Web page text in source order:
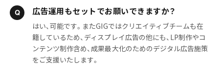
広告運用もセットでお願いできますか？
はい、可能です。またGIGではクリエイティブチームも在
籍しているため、ディスプレイ広告の他にも、LP制作やコ
ンテンツ制作含め、成果最大化のためのデジタル広告施策
をご支援いたします。